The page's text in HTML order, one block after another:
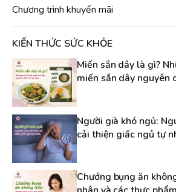
Chương trình khuyến mãi
KIẾN THỨC SỨC KHỎE
Miến sắn dây là gì?
miến sắn dây nguyên
Người già khó ngủ:
cải thiện giấc ngủ tự
Chướng bụng ăn